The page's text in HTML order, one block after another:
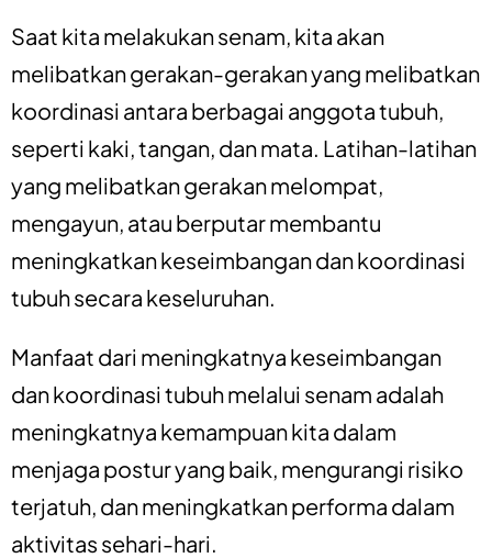
Saat kita melakukan senam, kita akan
melibatkan gerakan-gerakan yang melibatkan
koordinasi antara berbagai anggota tubuh,
seperti kaki, tangan, dan mata. Latihan-latihan
yang melibatkan gerakan melompat,
mengayun, atau berputar membantu
meningkatkan keseimbangan dan koordinasi
tubuh secara keseluruhan.
Manfaat dari meningkatnya keseimbangan
dan koordinasi tubuh melalui senam adalah
meningkatnya kemampuan kita dalam
menjaga postur yang baik, mengurangi risiko
terjatuh, dan meningkatkan performa dalam
aktivitas sehari-hari.